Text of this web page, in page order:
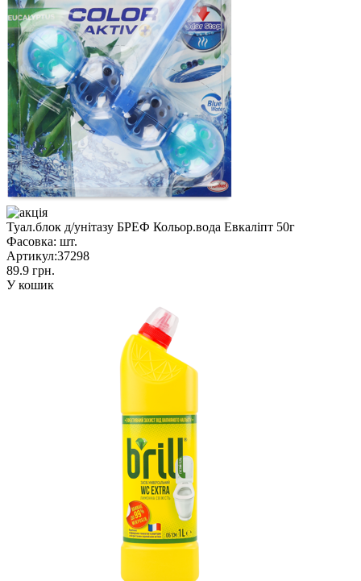
Туал.блок д/унітазу БРЕФ Кольор.вода Евкаліпт 50г
Фасовка: шт.
Артикул:37298
89.9 грн.
У кошик